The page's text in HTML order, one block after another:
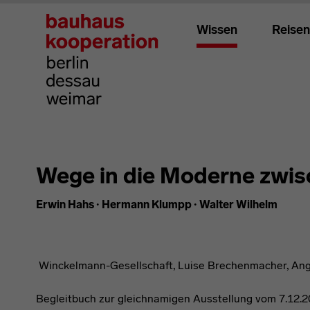
Wissen Reisen
Wege in die Moderne
Erwin Hahs · Hermann Klumpp · Walter Wilhelm
Winckelmann-Gesellschaft, Luise Brechenmacher,
Begleitbuch zur gleichnamigen Ausstellung vom